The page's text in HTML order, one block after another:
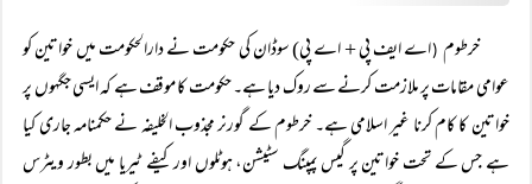
خرطوم (اے ایف پی + اے پی) سوڈان کی حکومت نے دارالحکومت میں خواتین کو
عوامی مقامات پر ملازمت کرنے سے روک دیا ہے۔ حکومت کا موقف ہے کہ ایسی جگہوں پر
خواتین کا کام کرنا غیر اسلامی ہے۔ خرطوم کے گورنر مجذوب الخلیفہ نے حکمنامہ جاری کیا
ہے جس کے تحت خواتین پر گیس پمپنگ سٹیشن، ہوٹلوں اور کیفے ٹیریا میں بطور ویٹرس